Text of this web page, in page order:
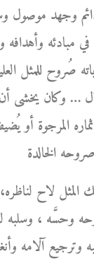
وجهد موصول
مبادئه
صُروح للمثل
… وكان يخشى
المرجوة أو
لاح
وحسَّه ، وسلبه
آلامه